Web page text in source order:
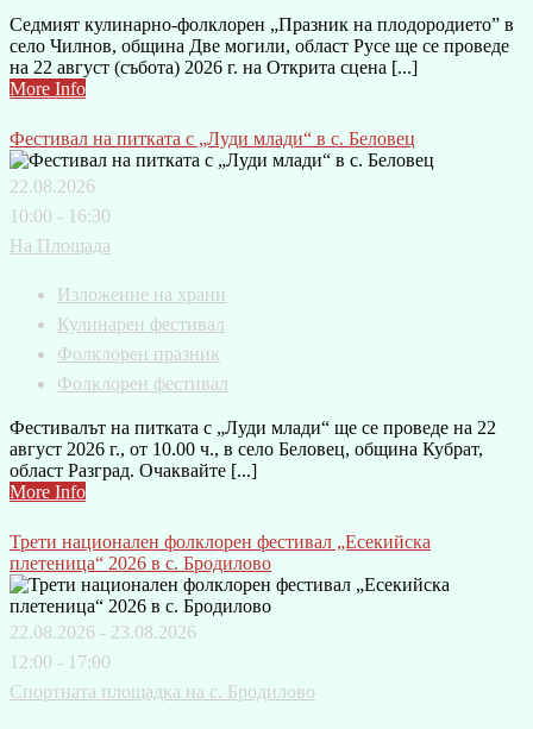
Седмият кулинарно-фолклорен „Празник на плодородието” в
село Чилнов, община Две могили, област Русе ще се проведе
на 22 август (събота) 2026 г. на Открита сцена [...]
More Info
Фестивал на питката с „Луди млади“ в с. Беловец
22.08.2026
10:00 - 16:30
На Площада
Изложение на храни
Кулинарен фестивал
Фолклорен празник
Фолклорен фестивал
Фестивалът на питката с „Луди млади“ ще се проведе на 22
август 2026 г., от 10.00 ч., в село Беловец, община Кубрат,
област Разград. Очаквайте [...]
More Info
Трети национален фолклорен фестивал „Есекийска
плетеница“ 2026 в с. Бродилово
22.08.2026 - 23.08.2026
12:00 - 17:00
Спортната площадка на с. Бродилово